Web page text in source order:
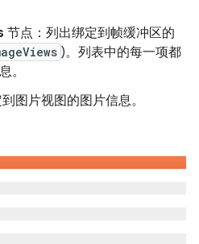
节点：列出绑定到帧缓冲区的
)。列表中的每一项都
。
图片视图的图片信息。